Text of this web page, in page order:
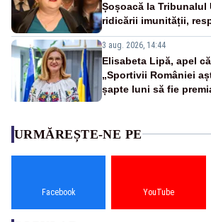
Șoșoacă la Tribunalul
ridicării imunității,
3 aug. 2026, 14:44
Elisabeta Lipă, apel
„Sportivii României
șapte luni să fie
URMĂREȘTE-NE PE
Facebook YouTube